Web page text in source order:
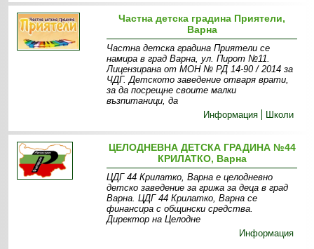
Частна детска градина Приятели,
Варна
Частна детска градина Приятели се
намира в град Варна, ул. Пирот №11.
Лицензирана от МОН № РД 14-90 / 2014 за
ЧДГ. Детското заведение отваря врати,
за да посрещне своите малки
възпитаници, да
Информация
Школи
ЦЕЛОДНЕВНА ДЕТСКА ГРАДИНА №44
КРИЛАТКО, Варна
ЦДГ 44 Крилатко, Варна е целодневно
детско заведение за грижа за деца в град
Варна. ЦДГ 44 Крилатко, Варна се
финансира с общински средства.
Директор на Целодне
Информация